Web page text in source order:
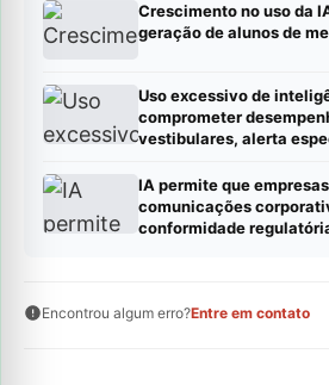
Crescimento no uso da
geração de alunos de
Uso excessivo de
comprometer
vestibulares, alerta
IA permite que
comunicações
conformidade
Encontrou algum erro?Entre em contato